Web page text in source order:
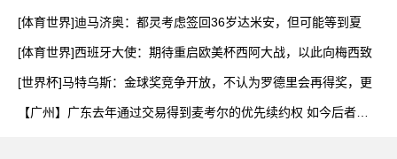
[体育世界]迪马济奥：都灵考虑签回36岁达米安，但可能等到夏
[体育世界]西班牙大使：期待重启欧美杯西阿大战，以此向梅西致
[世界杯]马特乌斯：金球奖竞争开放，不认为罗德里会再得奖，更
【广州】广东去年通过交易得到麦考尔的优先续约权 如今后者自